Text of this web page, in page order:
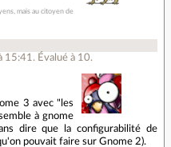
mais au citoyen de
15:41 . Évalué à 10.
3 avec "les
à gnome
dire que la configurabilité de
pouvait faire sur Gnome 2).